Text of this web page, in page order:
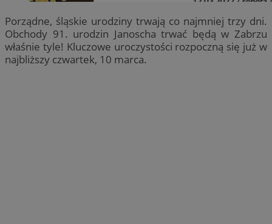
Porządne, śląskie urodziny trwają co najmniej trzy dni.
Obchody 91. urodzin Janoscha trwać będą w Zabrzu
właśnie tyle! Kluczowe uroczystości rozpoczną się już w
najbliższy czwartek, 10 marca.